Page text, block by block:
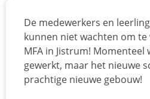
De medewerkers en
kunnen niet wachten om
MFA in Jistrum!
gewerkt, maar het nieuwe
prachtige nieuwe gebouw!